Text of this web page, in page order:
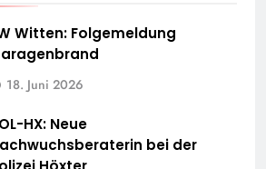
Witten: Folgemeldung
18. Juni 2026
HX: Neue
bei der